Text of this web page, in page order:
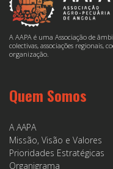
A AAPA é uma Associação de
colectivas, associações regionais,
organização.
Quem Somos
A AAPA
Missão, Visão e Valores
Prioridades Estratégicas
Organigrama